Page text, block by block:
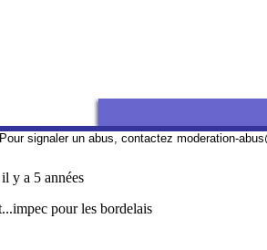
Pour signaler un abus, contactez moderation-